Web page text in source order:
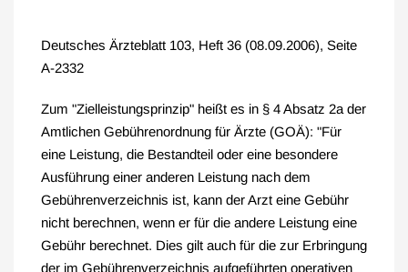
Deutsches Ärzteblatt 103, Heft 36 (08.09.2006), Seite
A-2332
Zum "Zielleistungsprinzip" heißt es in § 4 Absatz 2a der
Amtlichen Gebührenordnung für Ärzte (GOÄ): "Für
eine Leistung, die Bestandteil oder eine besondere
Ausführung einer anderen Leistung nach dem
Gebührenverzeichnis ist, kann der Arzt eine Gebühr
nicht berechnen, wenn er für die andere Leistung eine
Gebühr berechnet. Dies gilt auch für die zur Erbringung
der im Gebührenverzeichnis aufgeführten operativen